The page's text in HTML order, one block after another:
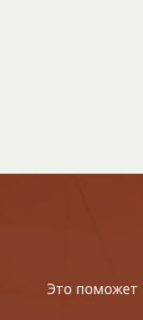
Это поможет